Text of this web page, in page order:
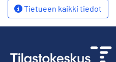
Tietueen kaikki tiedot